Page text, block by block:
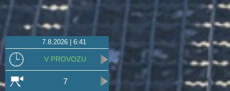
7.8.2026 | 6:41
V PROVOZU
7